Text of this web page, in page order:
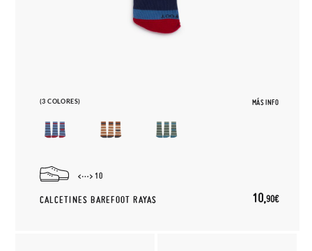
(3 COLORES) MÁS INFO
10
CALCETINES BAREFOOT RAYAS 10,90€